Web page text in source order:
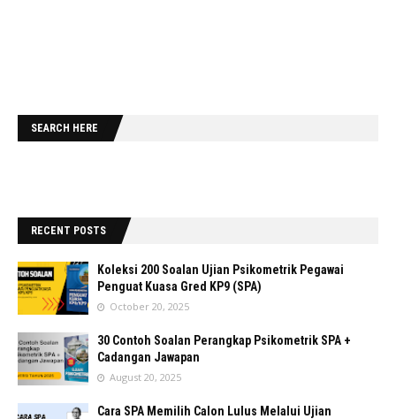
SEARCH HERE
RECENT POSTS
Koleksi 200 Soalan Ujian Psikometrik Pegawai
Penguat Kuasa Gred KP9 (SPA)
October 20, 2025
30 Contoh Soalan Perangkap Psikometrik SPA +
Cadangan Jawapan
August 20, 2025
Cara SPA Memilih Calon Lulus Melalui Ujian